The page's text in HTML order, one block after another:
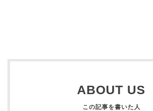
ABOUT US